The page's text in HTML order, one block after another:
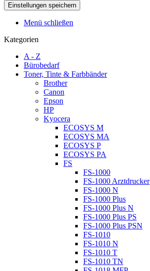
Menü schließen
Kategorien
A - Z
Bürobedarf
Toner, Tinte & Farbbänder
Brother
Canon
Epson
HP
Kyocera
ECOSYS M
ECOSYS MA
ECOSYS P
ECOSYS PA
FS
FS-1000
FS-1000 Arztdrucker
FS-1000 N
FS-1000 Plus
FS-1000 Plus N
FS-1000 Plus PS
FS-1000 Plus PSN
FS-1010
FS-1010 N
FS-1010 T
FS-1010 TN